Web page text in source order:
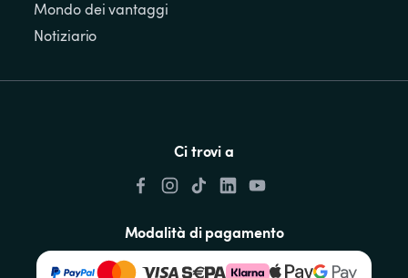
Mondo dei vantaggi
Notiziario
Ci trovi a
Modalità di pagamento